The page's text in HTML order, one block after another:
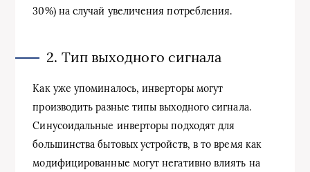
30%) на случай увеличения потребления.
2. Тип выходного сигнала
Как уже упоминалось, инверторы могут
производить разные типы выходного сигнала.
Синусоидальные инверторы подходят для
большинства бытовых устройств, в то время как
модифицированные могут негативно влиять на